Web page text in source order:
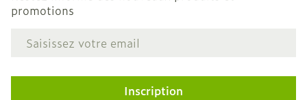
promotions
Adresse mail
Inscription